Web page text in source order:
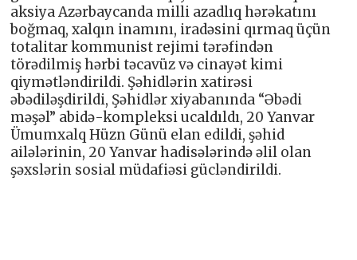
aksiya Azərbaycanda milli azadlıq hərəkatını
boğmaq, xalqın inamını, iradəsini qırmaq üçün
totalitar kommunist rejimi tərəfindən
törədilmiş hərbi təcavüz və cinayət kimi
qiymətləndirildi. Şəhidlərin xatirəsi
əbədiləşdirildi, Şəhidlər xiyabanında “Əbədi
məşəl” abidə-kompleksi ucaldıldı, 20 Yanvar
Ümumxalq Hüzn Günü elan edildi, şəhid
ailələrinin, 20 Yanvar hadisələrində əlil olan
şəxslərin sosial müdafiəsi gücləndirildi.